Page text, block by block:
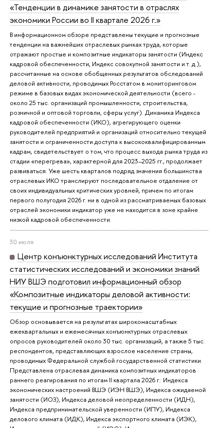
«Тенденции в динамике занятости в отраслях
экономики России во II квартале 2026 г.»
В информационном обзоре представлены текущие и прогнозные
тенденции на важнейших отраслевых рынках труда, которые
отражают простые и композитные индикаторы занятости (Индекс
кадровой обеспеченности, Индекс совокупной занятости и т. д.),
рассчитанные на основе обобщенных результатов обследований
деловой активности, проводимых Росстатом в мониторинговом
режиме в базовых видах экономической деятельности (всего -
около 25 тыс. организаций промышленности, строительства,
розничной и оптовой торговли, сферы услуг). Динамика Индекса
кадровой обеспеченности (ИКО), агрегирующего оценки
руководителей предприятий и организаций относительно текущей
занятости и ограниченности доступа к высококвалифицированным
кадрам, свидетельствует о том, что процесс выхода рынка труда из
стадии «перегрева», характерной для 2023–2025 гг., продолжает
развиваться. Уже шесть кварталов подряд значения большинства
отраслевых ИКО транслируют последовательное отдаление от
своих индивидуальных критических уровней, причем по итогам
первого полугодия 2026 г. ни в одной из рассматриваемых базовых
отраслей экономики индикатор уже не находится в зоне крайне
низкой кадровой обеспеченности.
30 июля
Центр конъюнктурных исследований Института
статистических исследований и экономики знаний
НИУ ВШЭ подготовил информационный обзор
«Композитные индикаторы деловой активности:
текущие и прогнозные траектории»
Обзор основывается на результатах широкомасштабных
ежеквартальных и ежемесячных конъюнктурных отраслевых
опросов руководителей около 30 тыс. организаций, а также 5 тыс.
респондентов, представляющих взрослое население страны,
проводимых Федеральной службой государственной статистики.
Представлена отраслевая динамика композитных индикаторов
раннего реагирования по итогам II квартала 2026 г.: Индекса
экономических настроений ВШЭ (ИЭН ВШЭ), Индекса ожидаемой
занятости (ИОЗ), Индекса деловой неопределенности (ИДН),
Индекса предпринимательской уверенности (ИПУ), Индекса
делового климата (ИДК), Индекса экспортного климата (ИЭК),